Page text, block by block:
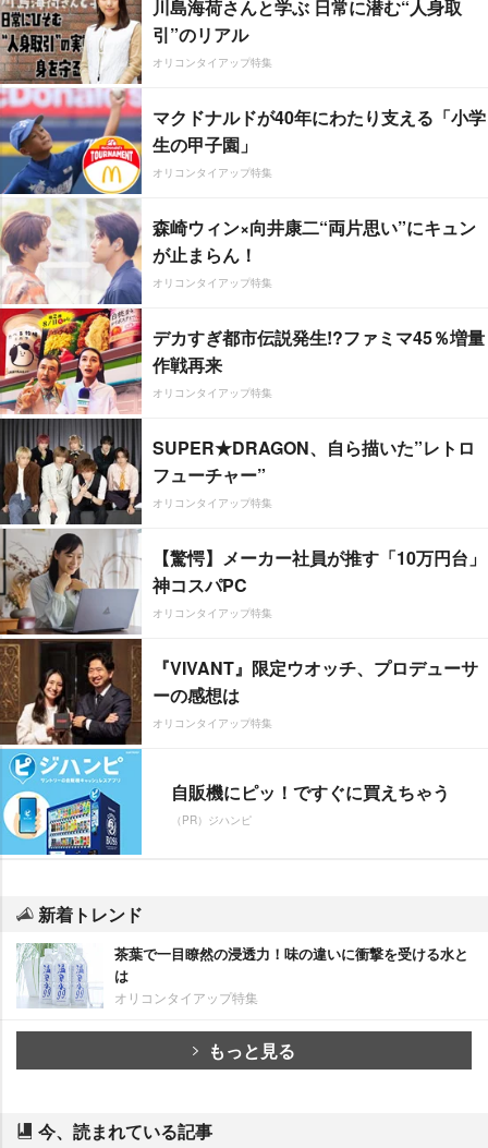
川島海荷さんと学ぶ 日常に潜む“人身取
引”のリアル
オリコンタイアップ特集
マクドナルドが40年にわたり支える「小学
生の甲子園」
オリコンタイアップ特集
森崎ウィン×向井康二“両片思い”にキュン
が止まらん！
オリコンタイアップ特集
デカすぎ都市伝説発生!?ファミマ45％増量
作戦再来
オリコンタイアップ特集
SUPER★DRAGON、自ら描いた”レトロ
フューチャー”
オリコンタイアップ特集
【驚愕】メーカー社員が推す「10万円台」
神コスパPC
オリコンタイアップ特集
『VIVANT』限定ウオッチ、プロデューサ
ーの感想は
オリコンタイアップ特集
自販機にピッ！ですぐに買えちゃう
（PR）ジハンピ
新着トレンド
茶葉で一目瞭然の浸透力！味の違いに衝撃を受ける水と
は
オリコンタイアップ特集
もっと見る
今、読まれている記事